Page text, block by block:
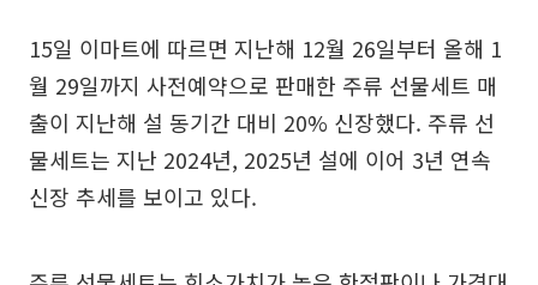
15일 이마트에 따르면 지난해 12월 26일부터 올해 1
월 29일까지 사전예약으로 판매한 주류 선물세트 매
출이 지난해 설 동기간 대비 20% 신장했다. 주류 선
물세트는 지난 2024년, 2025년 설에 이어 3년 연속
신장 추세를 보이고 있다.